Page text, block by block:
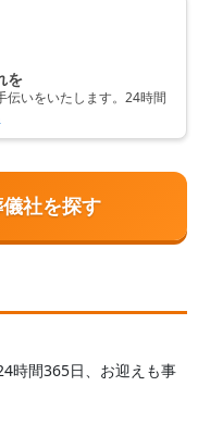
を
伝いをいたします。24時間
社を探す
時間365日、お迎えも事